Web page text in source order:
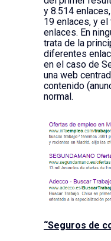
y 8.514
19 enlaces, y
enlaces. En
trata de la
diferentes
en el caso de
una web
contenido
normal.
“Seguros de